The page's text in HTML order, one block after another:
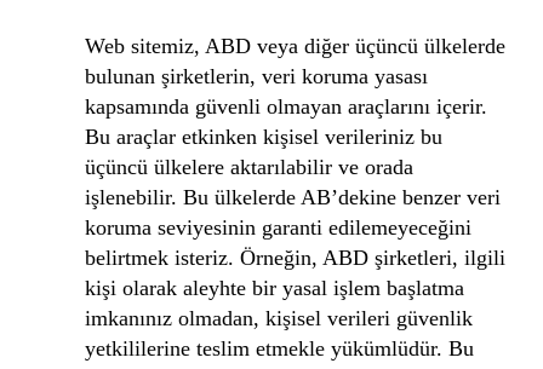
Web sitemiz, ABD veya diğer üçüncü ülkelerde
bulunan şirketlerin, veri koruma yasası
kapsamında güvenli olmayan araçlarını içerir.
Bu araçlar etkinken kişisel verileriniz bu
üçüncü ülkelere aktarılabilir ve orada
işlenebilir. Bu ülkelerde AB’dekine benzer veri
koruma seviyesinin garanti edilemeyeceğini
belirtmek isteriz. Örneğin, ABD şirketleri, ilgili
kişi olarak aleyhte bir yasal işlem başlatma
imkanınız olmadan, kişisel verileri güvenlik
yetkililerine teslim etmekle yükümlüdür. Bu